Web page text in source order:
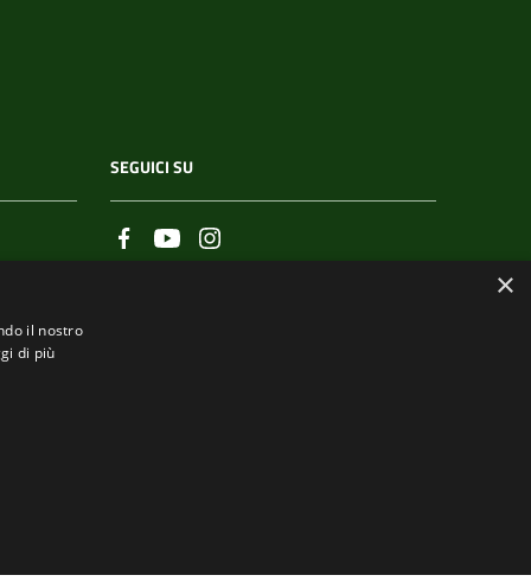
SEGUICI SU
×
il nostro
di più